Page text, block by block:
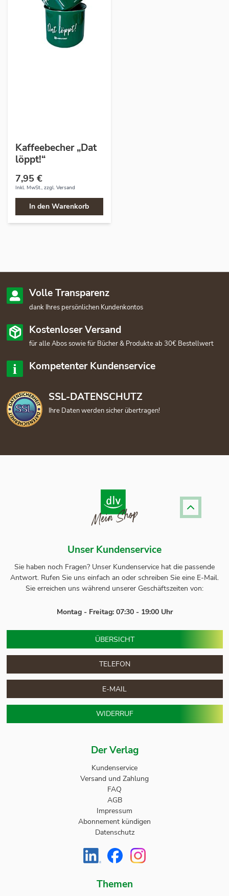
Kaffeebecher „Dat
löppt!“
7,95 €
Inkl. MwSt., zzgl. Versand
In den Warenkorb
Volle Transparenz
dank Ihres persönlichen Kundenkontos
Kostenloser Versand
für alle Abos sowie für Bücher & Produkte ab 30€ Bestellwert
Kompetenter Kundenservice
SSL-DATENSCHUTZ
Ihre Daten werden sicher übertragen!
Der Verlag
Kundenservice
Versand und Zahlung
FAQ
AGB
Impressum
Abonnement kündigen
Datenschutz
Themen
Unser Kundenservice
Sie haben noch Fragen? Unser Kundenservice hat die passende
Antwort. Rufen Sie uns einfach an oder schreiben Sie eine E-Mail.
Sie erreichen uns während unserer Geschäftszeiten von:
Montag - Freitag: 07:30 - 19:00 Uhr
ÜBERSICHT
TELEFON
E-MAIL
WIDERRUF